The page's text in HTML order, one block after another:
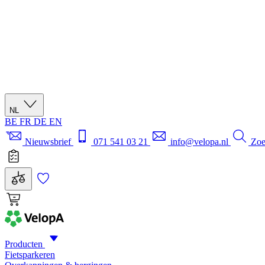
NL
BE FR DE EN
Nieuwsbrief
071 541 03 21 info@velopa.nl
Producten
Fietsparkeren